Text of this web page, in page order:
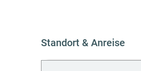
Standort & Anreise